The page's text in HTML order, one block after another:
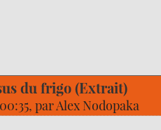
du frigo (Extrait)
parAlex Nodopaka